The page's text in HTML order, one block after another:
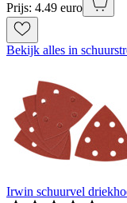
Prijs: 4.49 euro
Bekijk alles in
Irwin schuurvel